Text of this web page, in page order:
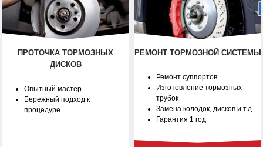
ПРОТОЧКА ТОРМОЗНЫХ
ДИСКОВ
Опытный мастер
Бережный подход к
процедуре
РЕМОНТ ТОРМОЗНОЙ СИСТЕМЫ
Ремонт суппортов
Изготовление тормозных
трубок
Замена колодок, дисков и т.д.
Гарантия 1 год